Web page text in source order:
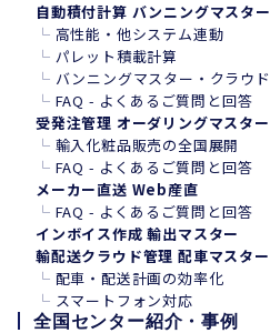
自動積付計算 バンニングマスター
└ 高性能・他システム連動
└ パレット積載計算
└ バンニングマスター・クラウド
└ FAQ - よくあるご質問と回答
受発注管理 オーダリングマスター
└ 輸入化粧品販売の全国展開
└ FAQ - よくあるご質問と回答
メーカー直送 Web産直
└ FAQ - よくあるご質問と回答
インボイス作成 輸出マスター
輸配送クラウド管理 配車マスター
└ 配車・配送計画の効率化
└ スマートフォン対応
全国センター紹介・事例